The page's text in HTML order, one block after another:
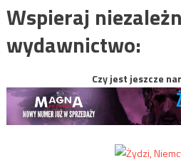
Wspieraj
wydawnictwo:
Czy jest jeszcze